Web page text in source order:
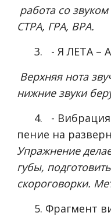
работа со
СТРА, ГРА, ВРА.
3. - Я ЛЕТА – А
Верхняя нота
нижние звуки
4. - Вибрация
пение на
Упражнение
губы,
скороговорки.
5. Фрагмент